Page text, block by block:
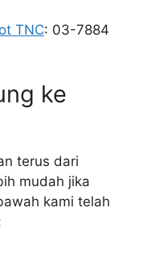
TNC: 03-7884
ke
terus dari
mudah jika
kami telah